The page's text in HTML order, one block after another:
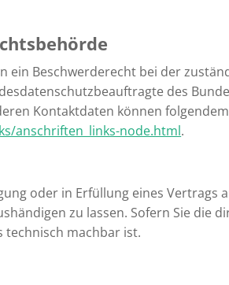
Beschwerderecht bei der
des
Kontaktdaten können
anschriften_links-node.html.
oder in Erfüllung eines
zu lassen. Sofern Sie die
technisch machbar ist.